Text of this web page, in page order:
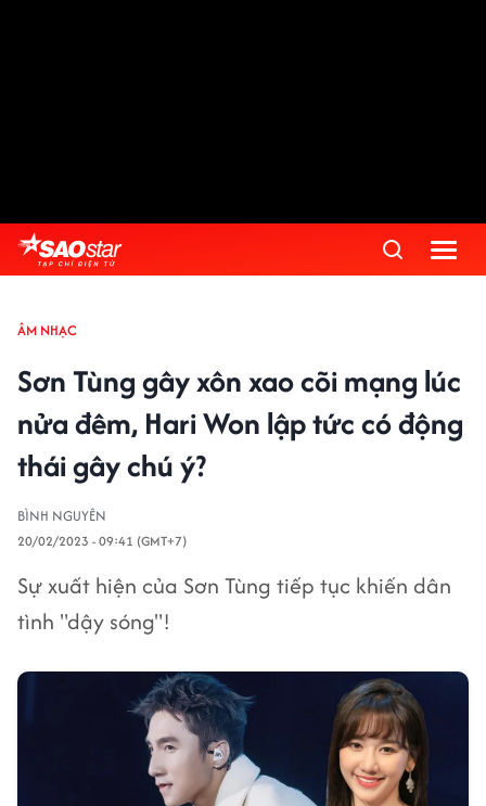
ÂM NHẠC
Sơn Tùng gây xôn xao cõi mạng lúc
nửa đêm, Hari Won lập tức có động
thái gây chú ý?
BÌNH NGUYÊN
20/02/2023 - 09:41 (GMT+7)
Sự xuất hiện của Sơn Tùng tiếp tục khiến dân
tình "dậy sóng"!